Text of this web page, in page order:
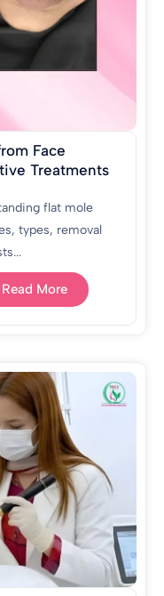
Face
Treatments
flat mole
types, removal
Read More